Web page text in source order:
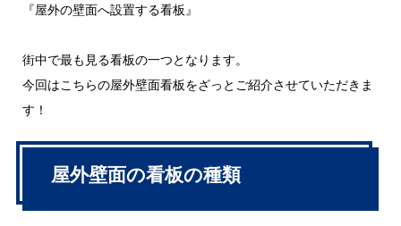
『屋外の壁面へ設置する看板』
街中で最も見る看板の一つとなります。
今回はこちらの屋外壁面看板をざっとご紹介させていただきま
す！
屋外壁面の看板の種類